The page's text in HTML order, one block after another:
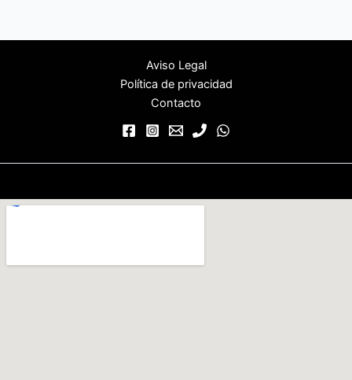
Aviso Legal
Política de privacidad
Contacto